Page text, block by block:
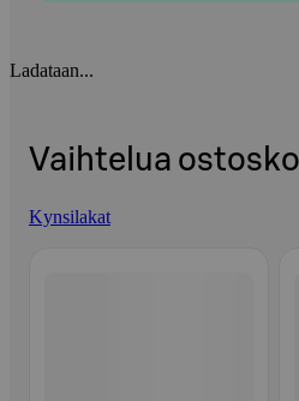
Ladataan...
Vaihtelua
Kynsilakat